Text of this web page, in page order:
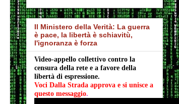
Il Ministero della Verità: La guerra
è pace, la libertà è schiavitù,
l'ignoranza è forza
Video-appello collettivo contro la
censura della rete e a favore della
libertà di espressione.
Voci Dalla Strada approva e si unisce a
questo messaggio.